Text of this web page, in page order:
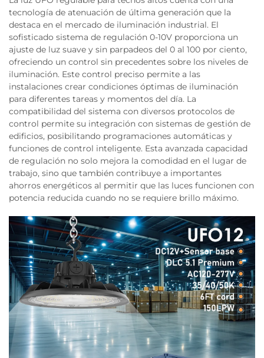
tecnología de atenuación de última generación que la
destaca en el mercado de iluminación industrial. El
sofisticado sistema de regulación 0-10V proporciona un
ajuste de luz suave y sin parpadeos del 0 al 100 por ciento,
ofreciendo un control sin precedentes sobre los niveles de
iluminación. Este control preciso permite a las
instalaciones crear condiciones óptimas de iluminación
para diferentes tareas y momentos del día. La
compatibilidad del sistema con diversos protocolos de
control permite su integración con sistemas de gestión de
edificios, posibilitando programaciones automáticas y
funciones de control inteligente. Esta avanzada capacidad
de regulación no solo mejora la comodidad en el lugar de
trabajo, sino que también contribuye a importantes
ahorros energéticos al permitir que las luces funcionen con
potencia reducida cuando no se requiere brillo máximo.